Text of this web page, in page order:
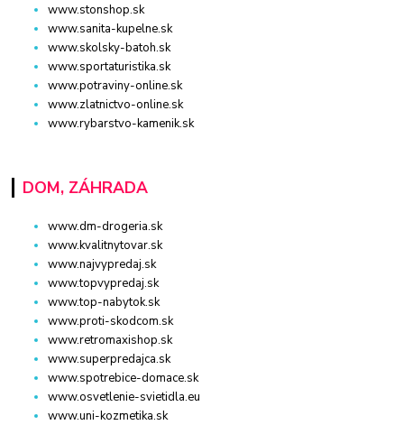
www.stonshop.sk
www.sanita-kupelne.sk
www.skolsky-batoh.sk
www.sportaturistika.sk
www.potraviny-online.sk
www.zlatnictvo-online.sk
www.rybarstvo-kamenik.sk
DOM, ZÁHRADA
www.dm-drogeria.sk
www.kvalitnytovar.sk
www.najvypredaj.sk
www.topvypredaj.sk
www.top-nabytok.sk
www.proti-skodcom.sk
www.retromaxishop.sk
www.superpredajca.sk
www.spotrebice-domace.sk
www.osvetlenie-svietidla.eu
www.uni-kozmetika.sk